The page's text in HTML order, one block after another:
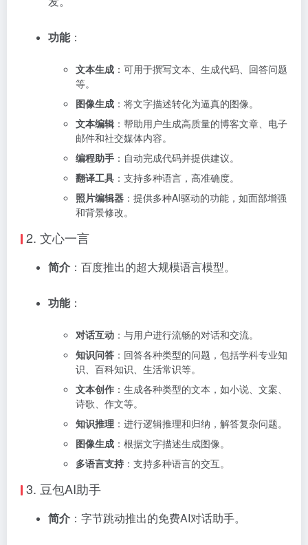
功能：
文本生成 ：可用于撰写文本、生成代码、回答问题
等。
图像生成 ：将文字描述转化为逼真的图像。
文本编辑 ：帮助用户生成高质量的博客文章、电子
邮件和社交媒体内容。
编程助手 ：自动完成代码并提供建议。
翻译工具 ：支持多种语言，高准确度。
照片编辑器 ：提供多种AI驱动的功能，如面部增强
和背景修改。
2. 文心一言
简介 ：百度推出的超大规模语言模型。
功能：
对话互动 ：与用户进行流畅的对话和交流。
知识问答 ：回答各种类型的问题，包括学科专业知
识、百科知识、生活常识等。
文本创作 ：生成各种类型的文本，如小说、文案、
诗歌、作文等。
知识推理 ：进行逻辑推理和归纳，解答复杂问题。
图像生成 ：根据文字描述生成图像。
多语言支持 ：支持多种语言的交互。
3. 豆包AI助手
简介 ：字节跳动推出的免费AI对话助手。